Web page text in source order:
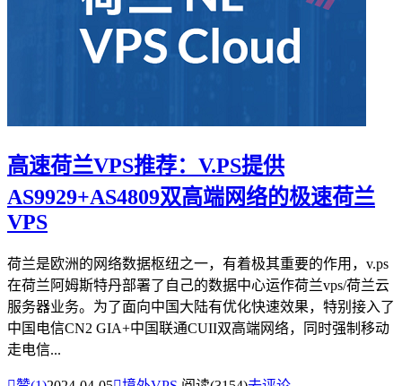
高速荷兰VPS推荐：V.PS提供
AS9929+AS4809双高端网络的极速荷兰
VPS
荷兰是欧洲的网络数据枢纽之一，有着极其重要的作用，v.ps
在荷兰阿姆斯特丹部署了自己的数据中心运作荷兰vps/荷兰云
服务器业务。为了面向中国大陆有优化快速效果，特别接入了
中国电信CN2 GIA+中国联通CUII双高端网络，同时强制移动
走电信...